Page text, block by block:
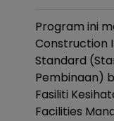
Program ini
Construction
Standard
Pembinaan)
Fasiliti
Facilities